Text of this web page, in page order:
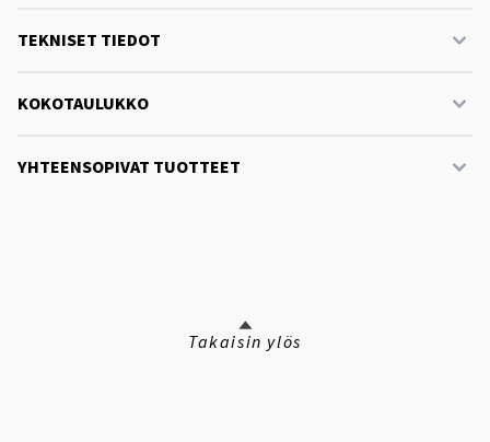
TEKNISET TIEDOT
KOKOTAULUKKO
YHTEENSOPIVAT TUOTTEET
Takaisin ylös